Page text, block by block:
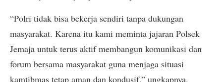
“Polri tidak bisa bekerja sendiri tanpa dukungan
masyarakat. Karena itu kami meminta jajaran Polsek
Jemaja untuk terus aktif membangun komunikasi dan
forum bersama masyarakat guna menjaga situasi
kamtibmas tetap aman dan kondusif,” ungkapnya.